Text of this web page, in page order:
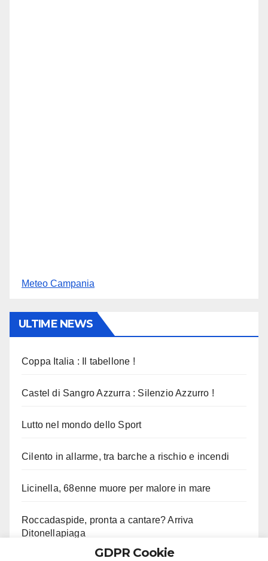
Meteo Campania
ULTIME NEWS
Coppa Italia : Il tabellone !
Castel di Sangro Azzurra : Silenzio Azzurro !
Lutto nel mondo dello Sport
Cilento in allarme, tra barche a rischio e incendi
Licinella, 68enne muore per malore in mare
Roccadaspide, pronta a cantare? Arriva
Ditonellapiaga
GDPR Cookie